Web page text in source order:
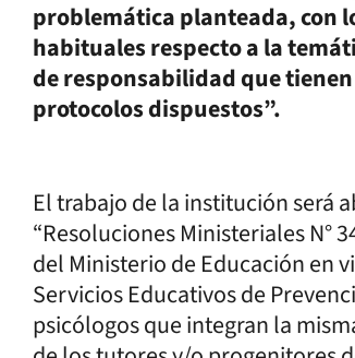
problemática planteada, con
habituales respecto a la
de responsabilidad que
protocolos dispuestos”.
El trabajo de la institución será
“Resoluciones Ministeriales N°
del Ministerio de Educación en
Servicios Educativos de
psicólogos que integran la